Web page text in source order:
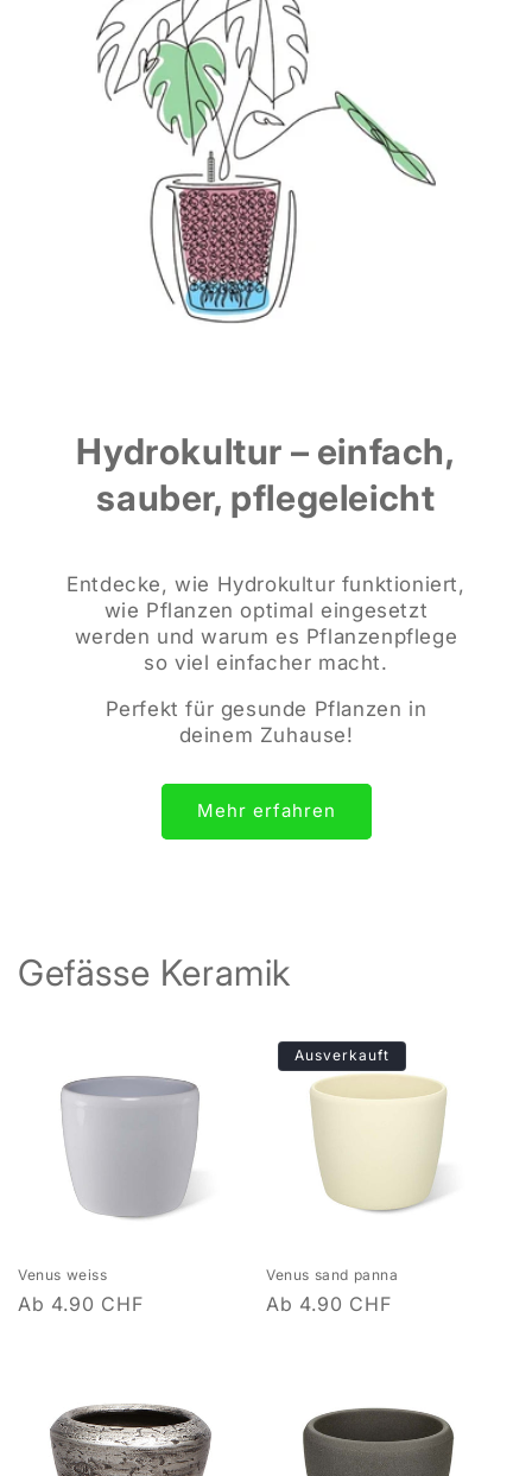
Hydrokultur – einfach,
sauber, pflegeleicht
Entdecke, wie Hydrokultur funktioniert,
wie Pflanzen optimal eingesetzt
werden und warum es Pflanzenpflege
so viel einfacher macht.
Perfekt für gesunde Pflanzen in
deinem Zuhause!
Mehr erfahren
Gefässe Keramik
Venus weiss
Normaler
Ab 4.90 CHF
Ausverkauft
Venus sand panna
Normaler
Ab 4.90 CHF